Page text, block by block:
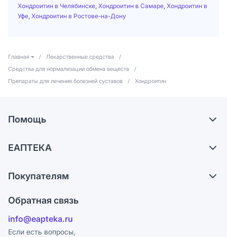
Хондроитин в Челябинске Хондроитин в Самаре Хондроитин в
Уфе Хондроитин в Ростове-на-Дону
Главная / Лекарственные средства
/
Средства для нормализации обмена веществ
/
Препараты для лечения болезней суставов
/ Хондроитин
Помощь
Самовывоз из аптек
Ответы на вопросы
Блог
ЕАПТЕКА
Карьера
Поставщики
Лицензия
Реклама на сайте
Покупателям
Программа СберСпасибо
Обратная связь
info@eapteka.ru
Если есть вопросы,